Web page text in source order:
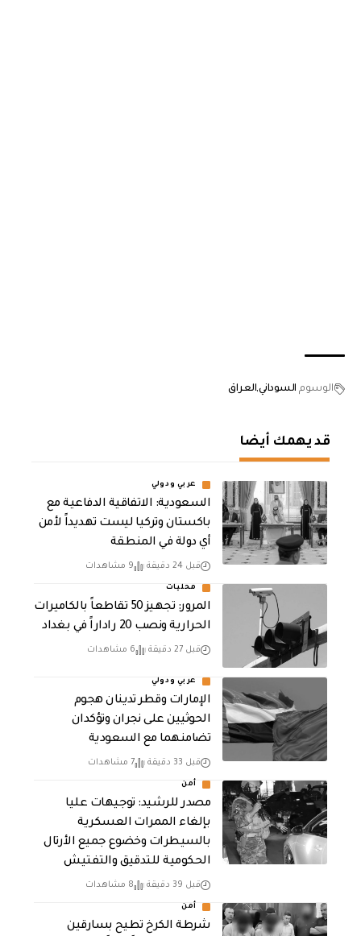
الوسوم السودانيالعراق
قد يهمك أيضا
عربي ودولي
السعودية: الاتفاقية الدفاعية مع
باكستان وتركيا ليست تهديداً لأمن
أي دولة في المنطقة
قبل 24 دقيقة 9 مشاهدات
محليات
المرور: تجهيز 50 تقاطعاً بالكاميرات
الحرارية ونصب 20 راداراً في بغداد
قبل 27 دقيقة 6 مشاهدات
عربي ودولي
الإمارات وقطر تدينان هجوم
الحوثيين على نجران وتؤكدان
تضامنهما مع السعودية
قبل 33 دقيقة 7 مشاهدات
أمن
مصدر للرشيد: توجيهات عليا
بإلغاء الممرات العسكرية
بالسيطرات وخضوع جميع الأرتال
الحكومية للتدقيق والتفتيش
قبل 39 دقيقة 8 مشاهدات
أمن
شرطة الكرخ تطيح بسارقين